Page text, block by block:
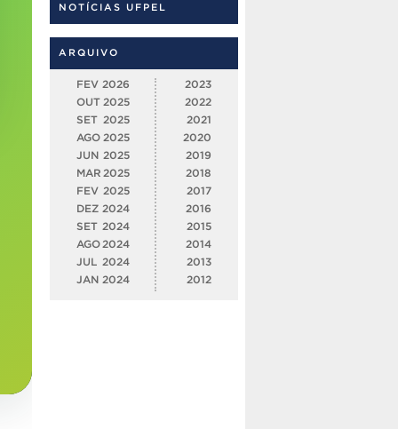
NOTÍCIAS UFPEL
ARQUIVO
FEV 2026
OUT 2025
SET 2025
AGO 2025
JUN 2025
MAR 2025
FEV 2025
DEZ 2024
SET 2024
AGO 2024
JUL 2024
JAN 2024
2023
2022
2021
2020
2019
2018
2017
2016
2015
2014
2013
2012